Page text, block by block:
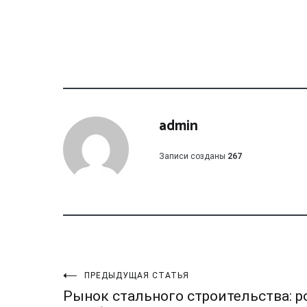
admin
Записи созданы 267
Навигация
ПРЕДЫДУЩАЯ СТАТЬЯ
Рынок стального строительства: